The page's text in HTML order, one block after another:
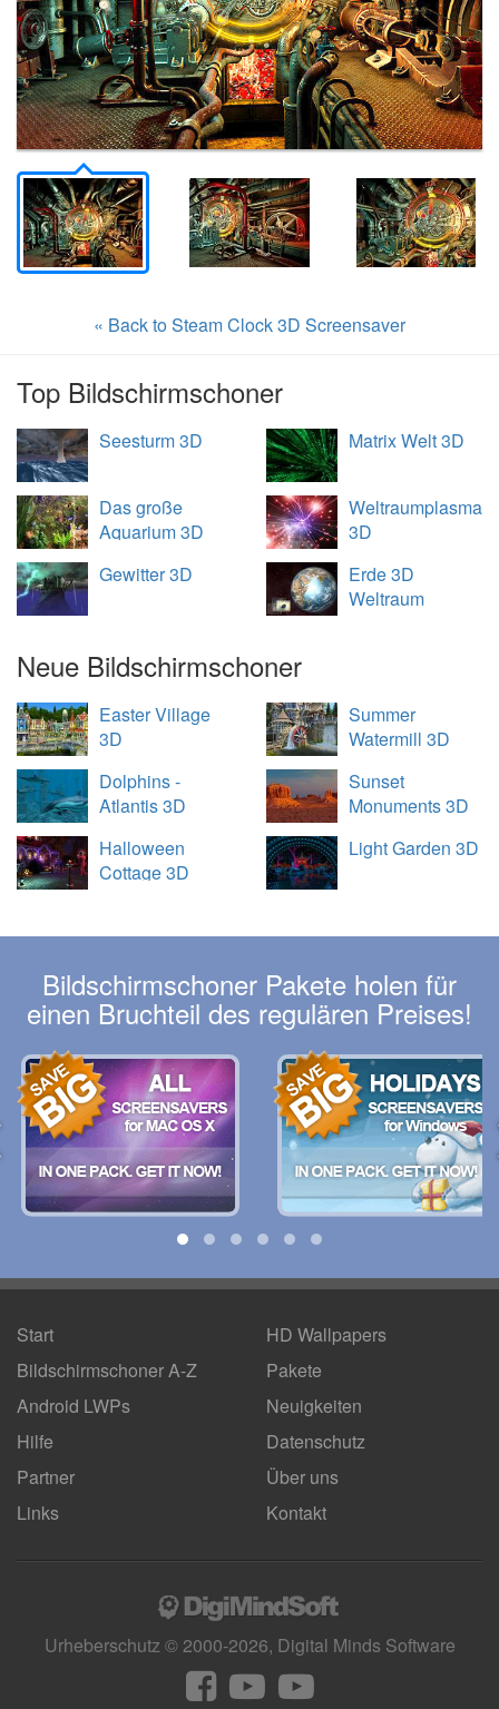
« Back to Steam Clock 3D Screensaver
Top Bildschirmschoner
Seesturm 3D Matrix Welt 3D
Das große
Aquarium 3D
Weltraumplasma
3D
Gewitter 3D
Erde 3D
Weltraum
Neue Bildschirmschoner
Easter Village
3D
Summer
Watermill 3D
Dolphins -
Atlantis 3D
Sunset
Monuments 3D
Halloween
Cottage 3D
Light Garden 3D
Bildschirmschoner Pakete holen für
einen Bruchteil des regulären Preises!
Start
Bildschirmschoner A-Z
Android LWPs
HD Wallpapers
Pakete
Neuigkeiten
Hilfe
Partner
Links
Datenschutz
Über uns
Kontakt
Urheberschutz © 2000-2026, Digital Minds Software